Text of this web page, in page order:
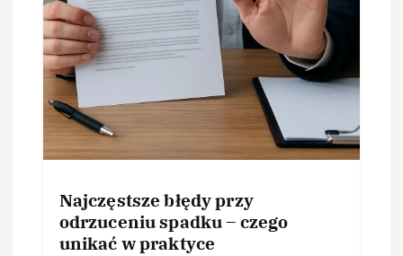
Najczęstsze błędy przy
odrzuceniu spadku – czego
unikać w praktyce